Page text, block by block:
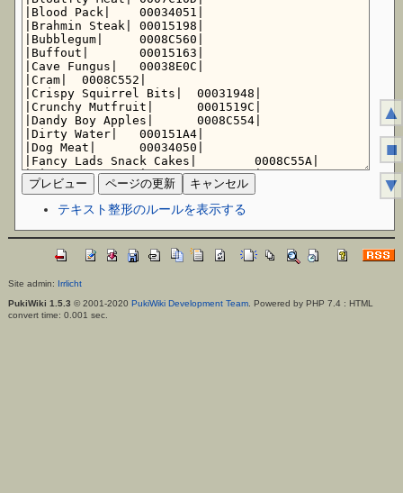
テキスト整形のルールを表示する
Site admin: Irrlicht
PukiWiki 1.5.3 © 2001-2020 PukiWiki Development Team. Powered by PHP 7.4 : HTML
convert time: 0.001 sec.
▲
■
▼